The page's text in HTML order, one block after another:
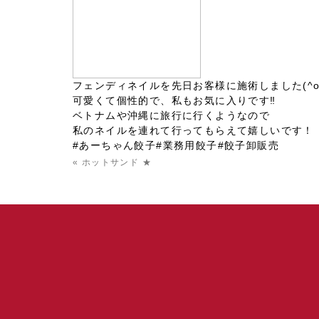
フェンディネイルを先日お客様に施術しました
可愛くて個性的で、私もお気に入りです‼︎
ベトナムや沖縄に旅行に行くようなので
私のネイルを連れて行ってもらえて嬉しいです！
#あーちゃん餃子#業務用餃子#餃子卸販売
« ホットサンド ★